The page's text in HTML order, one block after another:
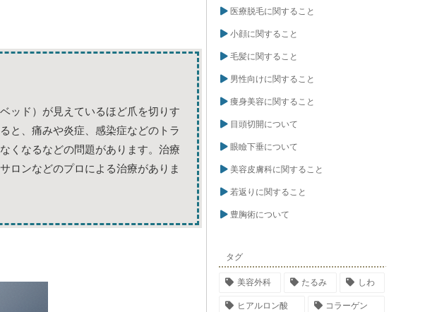
ッド）が見えているほど爪を切りす
と、痛みや炎症、感染症などのトラ
くなるなどの問題があります。治療
ロンなどのプロによる治療がありま
医療脱毛に関すること
小顔に関すること
毛髪に関すること
男性向けに関すること
痩身美容に関すること
目頭切開について
眼瞼下垂について
美容皮膚科に関すること
若返りに関すること
豊胸術について
タグ
美容外科 たるみ しわ
ヒアルロン酸 コラーゲン